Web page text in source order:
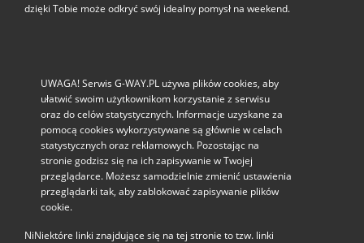
dzięki Tobie może odkryć swój idealny pomysł na weekend.
UWAGA! Serwis G-WAY.PL używa plików cookies, aby
ułatwić swoim użytkownikom korzystanie z serwisu
oraz do celów statystycznych. Informacje uzyskane za
pomocą cookies wykorzystywane są głównie w celach
statystycznych oraz reklamowych. Pozostając na
stronie godzisz się na ich zapisywanie w Twojej
przeglądarce. Możesz samodzielnie zmienić ustawienia
przeglądarki tak, aby zablokować zapisywanie plików
cookie.
NiNiektóre linki znajdujące się na tej stronie to tzw. linki